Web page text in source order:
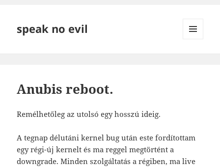
speak no evil
Anubis reboot.
Remélhetőleg az utolsó egy hosszú ideig.
A tegnap délutáni kernel bug után este fordítottam
egy régi-új kernelt és ma reggel megtörtént a
downgrade. Minden szolgáltatás a régiben, ma live